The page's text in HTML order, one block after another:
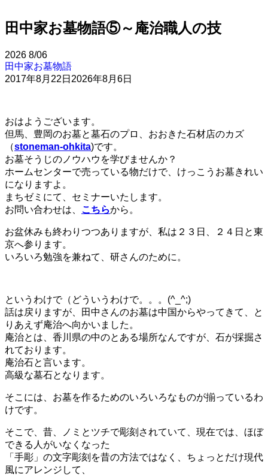
田中家お墓物語⑤～庵治職人の技
2026 8/06
田中家お墓物語
2017年8月22日 2026年8月6日
おはようございます。
但馬、豊岡のお墓と墓石のプロ、おおきた石材店のカズ
（stoneman-ohkita)です。
お墓そうじのノウハウを学びませんか？
ホームセンターで売っている物だけで、けっこうお墓きれい
になりますよ。
まちゼミにて、セミナーいたします。
お問い合わせは、 こちらから。
お盆休みも終わりつつありますが、私は２３日、２４日と東
京へ参ります。
いろいろ勉強を兼ねて、研さんのために。
というわけで（どういうわけで。。。(^_^;)
話は戻りますが、田中さんのお墓は中国からやってきて、と
りあえず庵治へ向かいました。
庵治とは、香川県の中のとある場所なんですが、石が採掘さ
れております。
庵治石と言います。
高級な墓石となります。
そこには、お墓を作るためのいろいろなものが揃っているわ
けです。
そこで、昔、ノミとツチで彫刻されていて、現在では、ほぼ
できる人がいなくなった
「手彫」の文字彫刻を昔の方法ではなく、ちょっとだけ現代
風にアレンジして、